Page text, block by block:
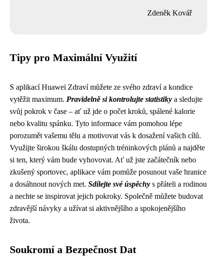
Zdeněk Kovář
Tipy pro Maximální Využití
S aplikací Huawei Zdraví můžete ze svého zdraví a kondice
vytěžit maximum. Pravidelně si kontrolujte statistiky a sledujte
svůj pokrok v čase – ať už jde o počet kroků, spálené kalorie
nebo kvalitu spánku. Tyto informace vám pomohou lépe
porozumět vašemu tělu a motivovat vás k dosažení vašich cílů.
Využijte širokou škálu dostupných tréninkových plánů a najděte
si ten, který vám bude vyhovovat. Ať už jste začátečník nebo
zkušený sportovec, aplikace vám pomůže posunout vaše hranice
a dosáhnout nových met. Sdílejte své úspěchy s přáteli a rodinou
a nechte se inspirovat jejich pokroky. Společně můžete budovat
zdravější návyky a užívat si aktivnějšího a spokojenějšího
života.
Soukromí a Bezpečnost Dat